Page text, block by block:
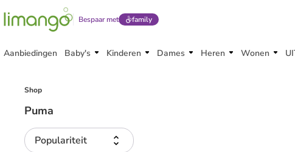
Bespaar met family
Aanbiedingen Baby's Kinderen Dames Heren Wonen
Shop
Puma
Populariteit